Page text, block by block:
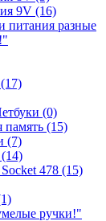
9V (16)
питания разные
(0)
память (15)
(7)
478 (15)
ручки!"